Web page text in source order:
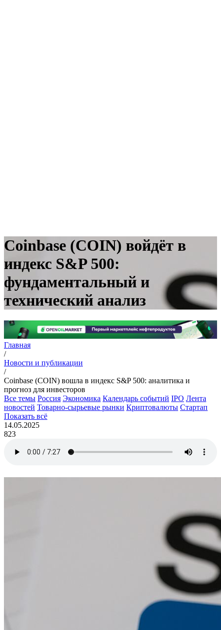
Coinbase (COIN) войдёт в
индекс S&P 500:
фундаментальный и
технический анализ
Главная
/
Новости и публикации
/
Coinbase (COIN) вошла в индекс S&P 500: аналитика и
прогноз для инвесторов
Все темы Россия Экономика Календарь событий IPO Лента
новостей Товарно-сырьевые рынки Криптовалюты Стартап
Показать всё
14.05.2025
823